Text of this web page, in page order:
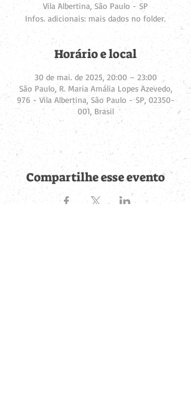
Vila Albertina, São Paulo - SP
Infos. adicionais: mais dados no folder.
Horário e local
30 de mai. de 2025, 20:00 – 23:00
São Paulo, R. Maria Amália Lopes Azevedo,
976 - Vila Albertina, São Paulo - SP, 02350-
001, Brasil
Compartilhe esse evento